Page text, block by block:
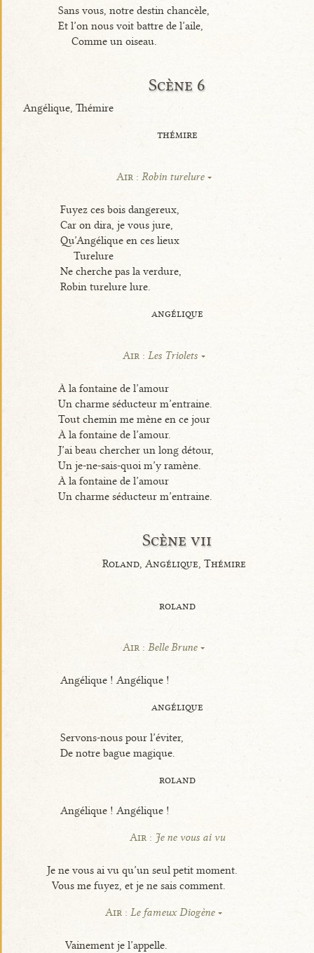
Sans vous, notre destin chancèle,
Et l’on nous voit battre de l’aile,
Comme un oiseau.
Scène 6
Angélique, Thémire
thémire
Air : Robin turelure
Fuyez ces bois dangereux,
Car on dira, je vous jure,
Qu’Angélique en ces lieux
Turelure
Ne cherche pas la verdure,
Robin turelure lure.
angélique
Air : Les Triolets
À la fontaine de l’amour
Un charme séducteur m’entraine.
Tout chemin me mène en ce jour
À la fontaine de l’amour.
J’ai beau chercher un long détour,
Un je-ne-sais-quoi m’y ramène.
À la fontaine de l’amour
Un charme séducteur m’entraine.
Scène vii
Roland, Angélique, Thémire
roland
Air :Belle Brune
Angélique ! Angélique !
angélique
Servons-nous pour l’éviter,
De notre bague magique.
roland
Angélique ! Angélique !
Air : Je ne vous ai vu
Je ne vous ai vu qu’un seul petit moment.
Vous me fuyez, et je ne sais comment.
Air :Le fameux Diogène
Vainement je l’appelle.